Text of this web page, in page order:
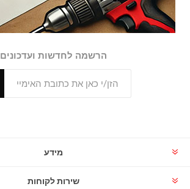
הרשמה לחדשות ועדכונים
מידע
שירות לקוחות